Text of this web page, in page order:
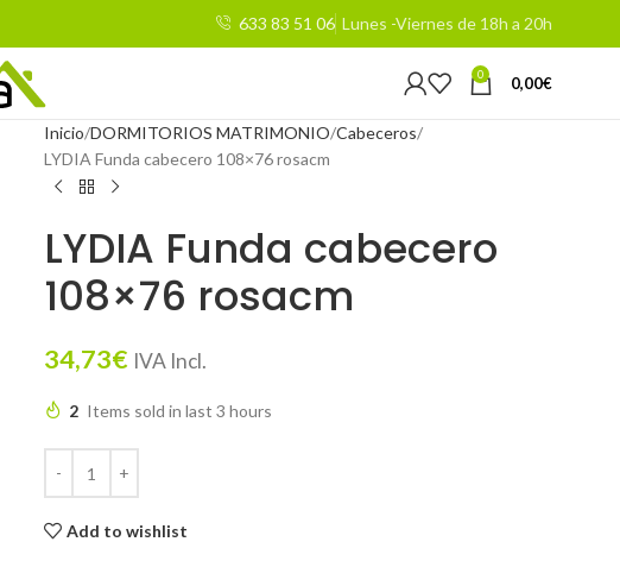
633 83 51 06 Lunes -Viernes de 18h a 20h
0 0,00€
Inicio DORMITORIOS MATRIMONIO Cabeceros
LYDIA Funda cabecero 108×76 rosacm
LYDIA Funda cabecero
108×76 rosacm
34,73€ IVA Incl.
2 Items sold in last 3 hours
Add to wishlist